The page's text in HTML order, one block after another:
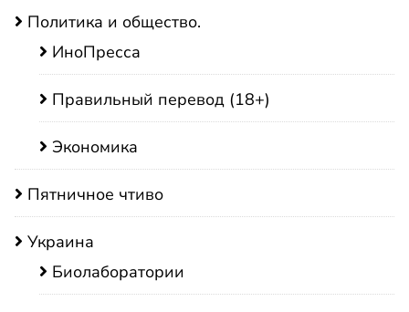
Политика и общество.
ИноПресса
Правильный перевод (18+)
Экономика
Пятничное чтиво
Украина
Биолаборатории